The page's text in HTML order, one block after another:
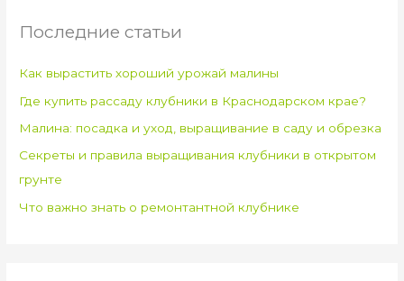
Последние статьи
Как вырастить хороший урожай малины
Где купить рассаду клубники в Краснодарском крае?
Малина: посадка и уход, выращивание в саду и обрезка
Секреты и правила выращивания клубники в открытом
грунте
Что важно знать о ремонтантной клубнике